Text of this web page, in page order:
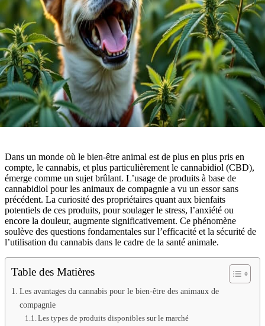
Dans un monde où le bien-être animal est de plus en plus pris en
compte, le cannabis, et plus particulièrement le cannabidiol (CBD),
émerge comme un sujet brûlant. L’usage de produits à base de
cannabidiol pour les animaux de compagnie a vu un essor sans
précédent. La curiosité des propriétaires quant aux bienfaits
potentiels de ces produits, pour soulager le stress, l’anxiété ou
encore la douleur, augmente significativement. Ce phénomène
soulève des questions fondamentales sur l’efficacité et la sécurité de
l’utilisation du cannabis dans le cadre de la santé animale.
Table des Matières
Les avantages du cannabis pour le bien-être des animaux de
compagnie
Les types de produits disponibles sur le marché